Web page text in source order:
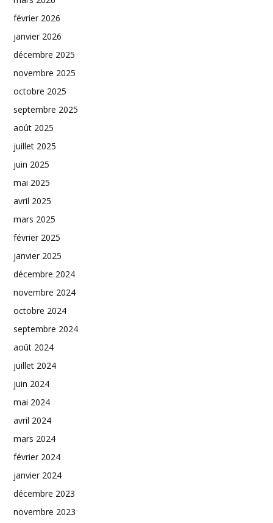
février 2026
janvier 2026
décembre 2025
novembre 2025
octobre 2025
septembre 2025
août 2025
juillet 2025
juin 2025
mai 2025
avril 2025
mars 2025
février 2025
janvier 2025
décembre 2024
novembre 2024
octobre 2024
septembre 2024
août 2024
juillet 2024
juin 2024
mai 2024
avril 2024
mars 2024
février 2024
janvier 2024
décembre 2023
novembre 2023